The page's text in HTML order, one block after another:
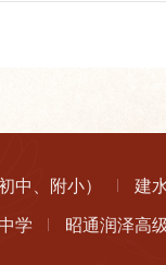
中、附小） 建
学
昭通润泽高